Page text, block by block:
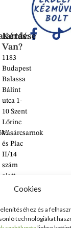
Cookies
és a
technológiákat
Kérdése
Van?
1183
Budapest
Balassa
Bálint
utca 1-
10 Szent
Lőrinc
Vásárcsarnok
és Piac
II/14
szám
alatt
található
+36 30
938